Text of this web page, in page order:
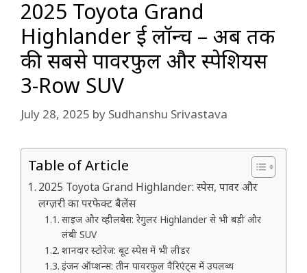
2025 Toyota Grand
Highlander हुई लॉन्च – अब तक
की सबसे पावरफुल और स्पेशियस
3-Row SUV
July 28, 2025 by Sudhanshu Srivastava
Table of Article
2025 Toyota Grand Highlander: स्पेस, पावर और
लग्ज़री का परफेक्ट बैलेंस
साइज और व्हीलबेस: रेगुलर Highlander से भी बड़ी और
लंबी SUV
शानदार स्टोरेज: बूट स्पेस में भी लीडर
इंजन ऑप्शन्स: तीन पावरफुल वैरिएंट्स में उपलब्ध